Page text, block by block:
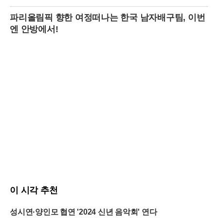
파리올림픽 향한 여정떠나는 한국 남자배구팀, 이번
엔 안방에서!
이 시각 추천
성시연·양인모 협연 '2024 신년 음악회' 연다